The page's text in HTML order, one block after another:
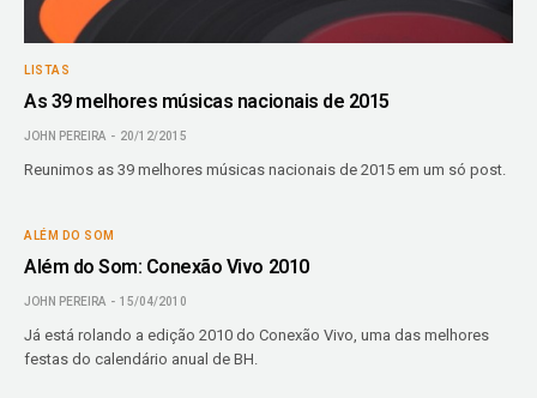
LISTAS
As 39 melhores músicas nacionais de 2015
JOHN PEREIRA 20/12/2015
Reunimos as 39 melhores músicas nacionais de 2015 em um só post.
ALÉM DO SOM
Além do Som: Conexão Vivo 2010
JOHN PEREIRA 15/04/2010
Já está rolando a edição 2010 do Conexão Vivo, uma das melhores
festas do calendário anual de BH.